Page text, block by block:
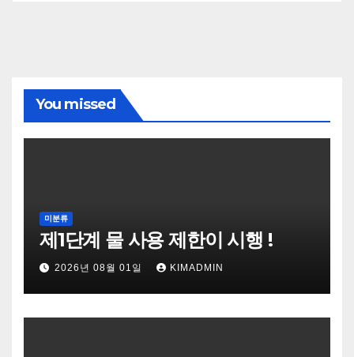
You missed
미분류
제1단계 물 사용 제한이 시행 !
2026년 08월 01일 KIMADMIN